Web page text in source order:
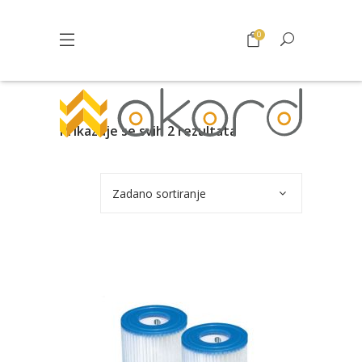
0
Prikazuje se svih 2 rezultata
Zadano sortiranje